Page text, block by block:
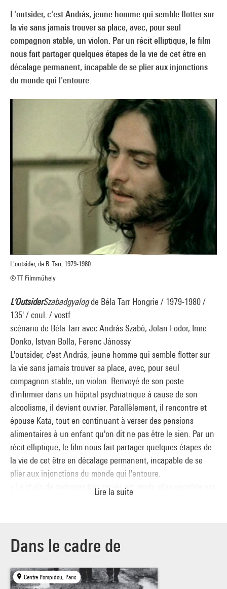
L'outsider, c'est András, jeune homme qui semble flotter sur
la vie sans jamais trouver sa place, avec, pour seul
compagnon stable, un violon. Par un récit elliptique, le film
nous fait partager quelques étapes de la vie de cet être en
décalage permanent, incapable de se plier aux injonctions
du monde qui l'entoure.
L'outsider, de B. Tarr, 1979-1980
© TT Filmmühely
L'OutsiderSzabadgyalogde Béla Tarr Hongrie / 1979-1980 /
135' / coul. / vostf
scénario de Béla Tarr avec András Szabó, Jolan Fodor, Imre
Donko, Istvan Bolla, Ferenc Jánossy
L'outsider, c'est András, jeune homme qui semble flotter sur
la vie sans jamais trouver sa place, avec, pour seul
compagnon stable, un violon. Renvoyé de son poste
d'infirmier dans un hôpital psychiatrique à cause de son
alcoolisme, il devient ouvrier. Parallèlement, il rencontre et
épouse Kata, tout en continuant à verser des pensions
alimentaires à un enfant qu'on dit ne pas être le sien. Par un
récit elliptique, le film nous fait partager quelques étapes de
la vie de cet être en décalage permanent, incapable de se
plier aux injonctions du monde qui l'entoure.
« Le choix de cadrages très serrés est rendu plus sensible par
communication. La construction narrative, fondée sur la
juxtaposition de scènes et d'espaces hétérogènes, ajoute
encore à l'impression générale : il n'existe aucun espace
englobant qui puisse accueillir ces îlots clos sur eux-mêmes,
Lire la suite
Dans le cadre de
Centre Pompidou, Paris